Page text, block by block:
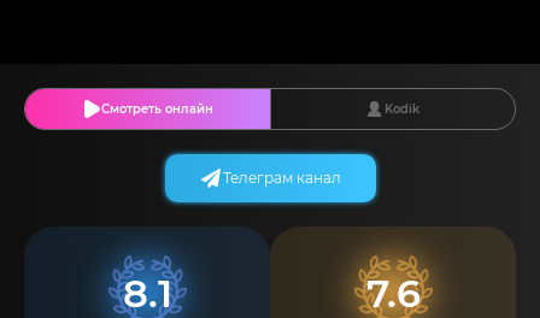
Смотреть онлайн Kodik
8.1 7.6
Телеграм канал